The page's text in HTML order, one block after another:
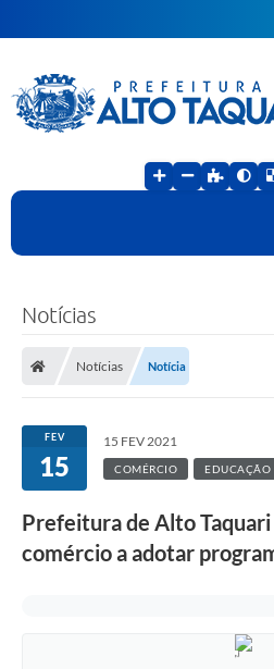
Notícias
Notícias Notícia
FEV
15
15 FEV 2021
COMÉRCIO EDUCAÇÃO
Prefeitura de Alto
comércio a adotar